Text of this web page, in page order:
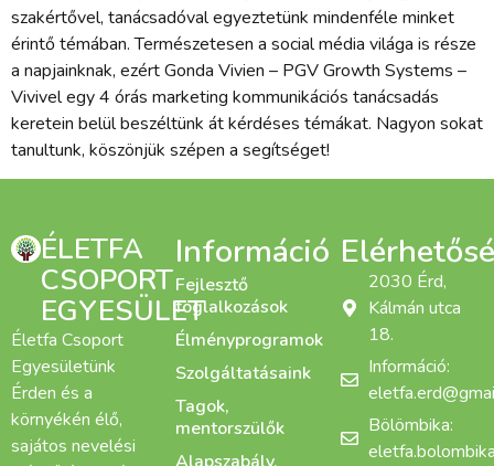
szakértővel, tanácsadóval egyeztetünk mindenféle minket
érintő témában. Természetesen a social média világa is része
a napjainknak, ezért Gonda Vivien – PGV Growth Systems –
Vivivel egy 4 órás marketing kommunikációs tanácsadás
keretein belül beszéltünk át kérdéses témákat. Nagyon sokat
tanultunk, köszönjük szépen a segítséget!
ÉLETFA
CSOPORT
EGYESÜLET
Életfa Csoport
Egyesületünk
Érden és a
környékén élő,
sajátos nevelési
Információ
Fejlesztő
foglalkozások
Élményprogramok
Szolgáltatásaink
Tagok,
mentorszülők
2030 Érd,
Kálmán utca
18.
Információ:
Bölömbika: